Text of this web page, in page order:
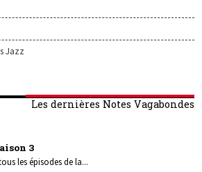
Jazz
Les dernières Notes Vagabondes
3
les épisodes de la...